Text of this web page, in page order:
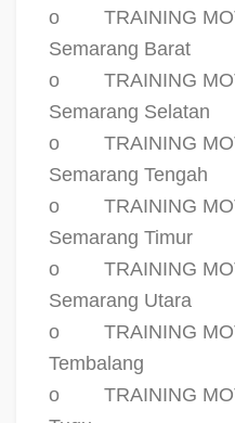
o
TRAINING
Semarang Barat
o
TRAINING
Semarang Selatan
o
TRAINING
Semarang Tengah
o
TRAINING
Semarang Timur
o
TRAINING
Semarang Utara
o
TRAINING
Tembalang
o
TRAINING